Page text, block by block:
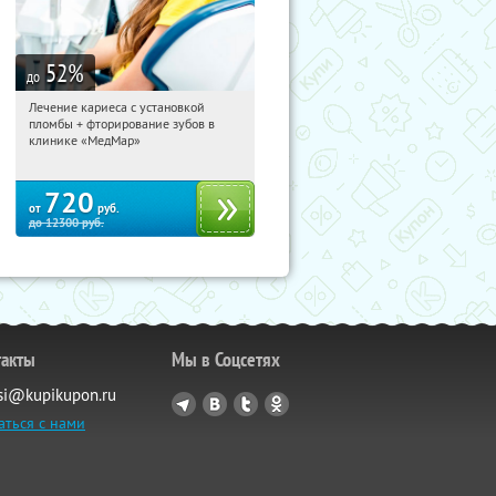
до 52%
12:35:22 Купили:
Садовая
Лечение кариеса с установкой
пломбы + фторирование зубов в
клинике «МедМар»
от 720 руб.
до12300руб.
с нами
Мы в Соцсетях